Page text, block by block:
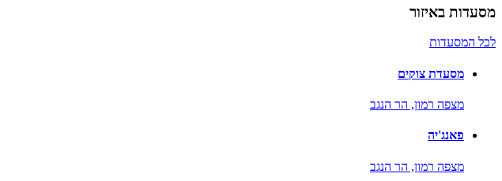
מסעדות באיזור
לכל המסעדות
מסעדת צוקים
מצפה רמון, הר הנגב
פאנג'יה
מצפה רמון, הר הנגב